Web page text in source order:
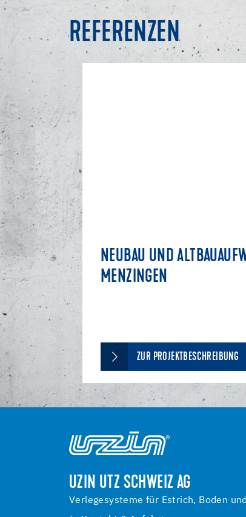
REFERENZEN
NEUBAU UND
MENZINGEN
ZUR PROJEKTBESCHREIBUNG
UZIN UTZ SCHWEIZ AG
Verlegesysteme für Estrich, Boden